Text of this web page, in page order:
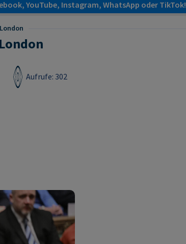
YouTube, Instagram, WhatsApp oder TikTok!
Aufrufe: 302